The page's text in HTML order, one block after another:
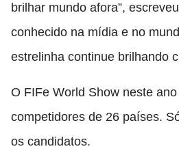
brilhar mundo afora”,
conhecido na mídia e no
estrelinha continue brilhando
O FIFe World Show neste
competidores de 26 países.
os candidatos.